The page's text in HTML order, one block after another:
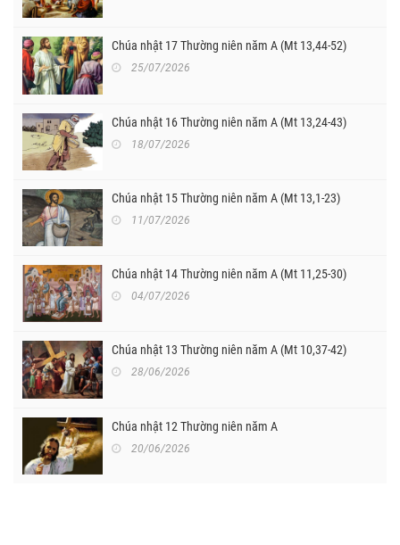
Chúa nhật 17 Thường niên năm A (Mt 13,44-52)
25/07/2026
Chúa nhật 16 Thường niên năm A (Mt 13,24-43)
18/07/2026
Chúa nhật 15 Thường niên năm A (Mt 13,1-23)
11/07/2026
Chúa nhật 14 Thường niên năm A (Mt 11,25-30)
04/07/2026
Chúa nhật 13 Thường niên năm A (Mt 10,37-42)
28/06/2026
Chúa nhật 12 Thường niên năm A
20/06/2026